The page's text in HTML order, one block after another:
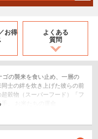
お得
よくある
質問
の襲来を食い止め、一層の
士の絆を炊き上げた彼らの前
穀物（スーパーフード）「フ
。 お米たちの運命
ーベストショーの2部構成！